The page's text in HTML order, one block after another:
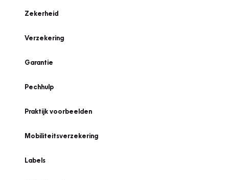
Zekerheid
Verzekering
Garantie
Pechhulp
Praktijk voorbeelden
Mobiliteitsverzekering
Labels